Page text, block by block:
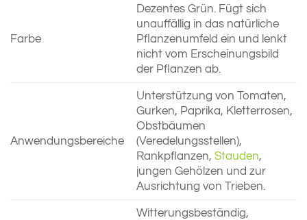
Farbe
Dezentes Grün. Fügt sich
unauffällig in das natürliche
Pflanzenumfeld ein und lenkt
nicht vom Erscheinungsbild
der Pflanzen ab.
Anwendungsbereiche
Unterstützung von Tomaten,
Gurken, Paprika, Kletterrosen,
Obstbäumen
(Veredelungsstellen),
Rankpflanzen, Stauden,
jungen Gehölzen und zur
Ausrichtung von Trieben.
Witterungsbeständig,